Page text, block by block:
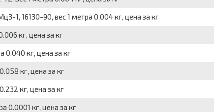
1, 16130-90, вес 1 метра 0.004 кг, цена за кг
кг, цена за кг
0.040 кг, цена за кг
кг, цена за кг
кг, цена за кг
0.0001 кг, цена за кг